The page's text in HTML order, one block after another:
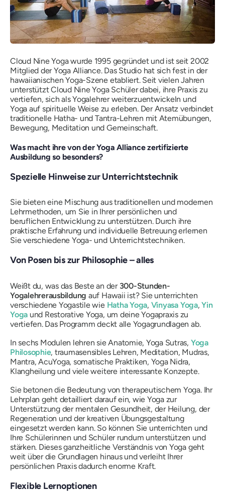
Cloud Nine Yoga wurde 1995 gegründet und ist seit 2002
Mitglied der Yoga Alliance. Das Studio hat sich fest in der
hawaiianischen Yoga-Szene etabliert. Seit vielen Jahren
unterstützt Cloud Nine Yoga Schüler dabei, ihre Praxis zu
vertiefen, sich als Yogalehrer weiterzuentwickeln und
Yoga auf spirituelle Weise zu erleben. Der Ansatz verbindet
traditionelle Hatha- und Tantra-Lehren mit Atemübungen,
Bewegung, Meditation und Gemeinschaft.
Was macht ihre von der Yoga Alliance zertifizierte
Ausbildung so besonders?
Spezielle Hinweise zur Unterrichtstechnik
Sie bieten eine Mischung aus traditionellen und modernen
Lehrmethoden, um Sie in Ihrer persönlichen und
beruflichen Entwicklung zu unterstützen. Durch ihre
praktische Erfahrung und individuelle Betreuung erlernen
Sie verschiedene Yoga- und Unterrichtstechniken.
Von Posen bis zur Philosophie – alles
Weißt du, was das Beste an der 300-Stunden-
Yogalehrerausbildung auf Hawaii ist? Sie unterrichten
verschiedene Yogastile wie Hatha Yoga, Vinyasa Yoga,Yin
Yoga und Restorative Yoga, um deine Yogapraxis zu
vertiefen. Das Programm deckt alle Yogagrundlagen ab.
In sechs Modulen lehren sie Anatomie, Yoga Sutras, Yoga
Philosophie, traumasensibles Lehren, Meditation, Mudras,
Mantra, AcuYoga, somatische Praktiken, Yoga Nidra,
Klangheilung und viele weitere interessante Konzepte.
Sie betonen die Bedeutung von therapeutischem Yoga. Ihr
Lehrplan geht detailliert darauf ein, wie Yoga zur
Unterstützung der mentalen Gesundheit, der Heilung, der
Regeneration und der kreativen Übungsgestaltung
eingesetzt werden kann. So können Sie unterrichten und
Ihre Schülerinnen und Schüler rundum unterstützen und
stärken. Dieses ganzheitliche Verständnis von Yoga geht
weit über die Grundlagen hinaus und verleiht Ihrer
persönlichen Praxis dadurch enorme Kraft.
Flexible Lernoptionen